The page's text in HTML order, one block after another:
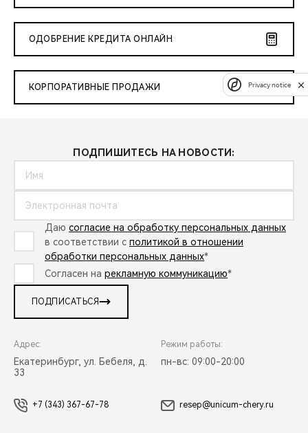
ОДОБРЕНИЕ КРЕДИТА ОНЛАЙН
КОРПОРАТИВНЫЕ ПРОДАЖИ
ПОДПИШИТЕСЬ НА НОВОСТИ:
Даю согласие на обработку персональных данных
в соответствии с политикой в отношении
обработки персональных данных*
Согласен на рекламную коммуникацию*
ПОДПИСАТЬСЯ
Адрес:
Екатеринбург, ул. Бебеля, д.
33
Режим работы:
пн-вс: 09:00-20:00
+7 (343) 367-67-78 resep@unicum-chery.ru
Privacy notice